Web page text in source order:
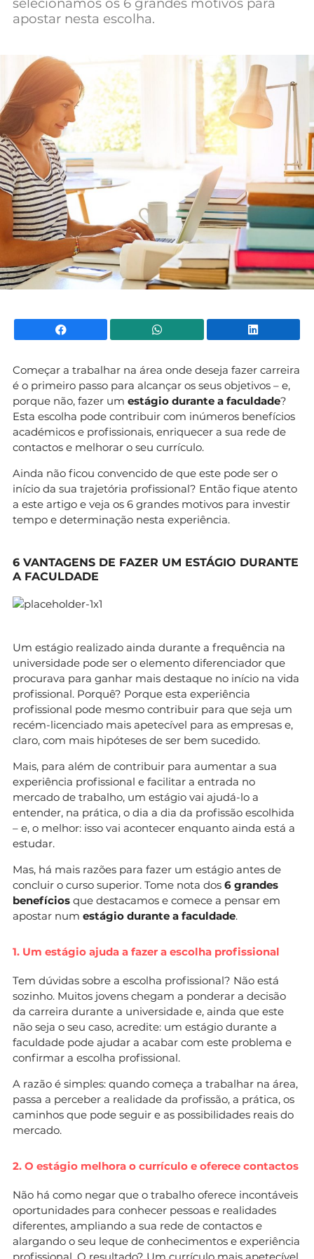
Mundial 2026
apostar nesta escolha.
Facebook WhatsApp
Começar a trabalhar na área onde deseja fazer carreira
é o primeiro passo para alcançar os seus objetivos – e,
porque não, fazer um estágio durante a faculdade?
Esta escolha pode contribuir com inúmeros benefícios
académicos e profissionais, enriquecer a sua rede de
contactos e melhorar o seu currículo.
Ainda não ficou convencido de que este pode ser o
início da sua trajetória profissional? Então fique atento
a este artigo e veja os 6 grandes motivos para investir
tempo e determinação nesta experiência.
6 VANTAGENS DE FAZER UM ESTÁGIO DURANTE
A FACULDADE
Um estágio realizado ainda durante a frequência na
universidade pode ser o elemento diferenciador que
procurava para ganhar mais destaque no início na vida
profissional. Porquê? Porque esta experiência
profissional pode mesmo contribuir para que seja um
recém-licenciado mais apetecível para as empresas e,
claro, com mais hipóteses de ser bem sucedido.
Mais, para além de contribuir para aumentar a sua
experiência profissional e facilitar a entrada no
mercado de trabalho, um estágio vai ajudá-lo a
entender, na prática, o dia a dia da profissão escolhida
– e, o melhor: isso vai acontecer enquanto ainda está a
estudar.
Mas, há mais razões para fazer um estágio antes de
concluir o curso superior. Tome nota dos 6 grandes
benefícios que destacamos e comece a pensar em
apostar num estágio durante a faculdade.
1. Um estágio ajuda a fazer a escolha profissional
Tem dúvidas sobre a escolha profissional? Não está
sozinho. Muitos jovens chegam a ponderar a decisão
da carreira durante a universidade e, ainda que este
não seja o seu caso, acredite: um estágio durante a
faculdade pode ajudar a acabar com este problema e
confirmar a escolha profissional.
A razão é simples: quando começa a trabalhar na área,
passa a perceber a realidade da profissão, a prática, os
caminhos que pode seguir e as possibilidades reais do
mercado.
2. O estágio melhora o currículo e oferece contactos
Não há como negar que o trabalho oferece incontáveis
oportunidades para conhecer pessoas e realidades
diferentes, ampliando a sua rede de contactos e
alargando o seu leque de conhecimentos e experiência
profissional. O resultado? Um currículo mais apetecível